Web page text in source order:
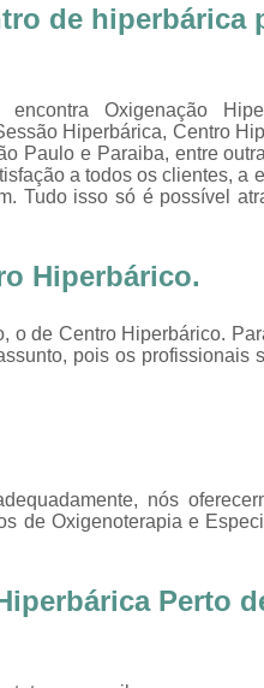
Oxigenoterapia
Oxigenoterapia
Sessão
de hiperbárica
Oxigenação
Hiperbárica, Centro
Paulo e Paraiba, entre
a todos os clientes, a
Tudo isso só é possível
Hiperbárico.
o de Centro Hiperbárico.
pois os profissionais
nós
de Oxigenoterapia e
Perto